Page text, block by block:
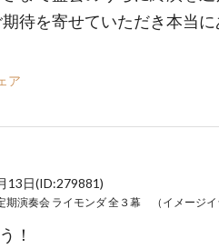
期待を寄せていただき本当
ア
13日(ID:279881)
！